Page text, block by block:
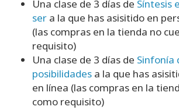
Una clase de 3 días de Síntesis
ser a la que has asisitido en
(las compras en la tienda no
requisito)
Una clase de 3 días de Sinfonía
posibilidades a la que has
en línea (las compras en la
como requisito)